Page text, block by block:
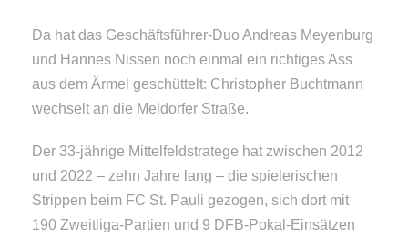
Da hat das Geschäftsführer-Duo Andreas Meyenburg
und Hannes Nissen noch einmal ein richtiges Ass
aus dem Ärmel geschüttelt: Christopher Buchtmann
wechselt an die Meldorfer Straße.
Der 33-jährige Mittelfeldstratege hat zwischen 2012
und 2022 – zehn Jahre lang – die spielerischen
Strippen beim FC St. Pauli gezogen, sich dort mit
190 Zweitliga-Partien und 9 DFB-Pokal-Einsätzen